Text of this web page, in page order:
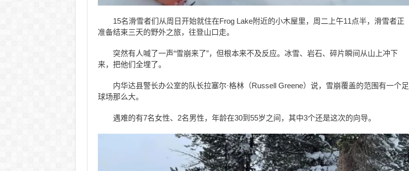
15名滑雪者们从周日开始就住在Frog Lake附近的小木屋里，周二上午11点半，滑雪者正
准备结束三天的野外之旅，往登山口走。
突然有人喊了一声“雪崩来了”，但根本来不及反应。冰雪、岩石、碎片瞬间从山上冲下
来，把他们全埋了。
内华达县警长办公室的队长拉塞尔·格林（Russell Greene）说，雪崩覆盖的范围有一个足
球场那么大。
遇难的有7名女性、2名男性，年龄在30到55岁之间，其中3个还是这次的向导。